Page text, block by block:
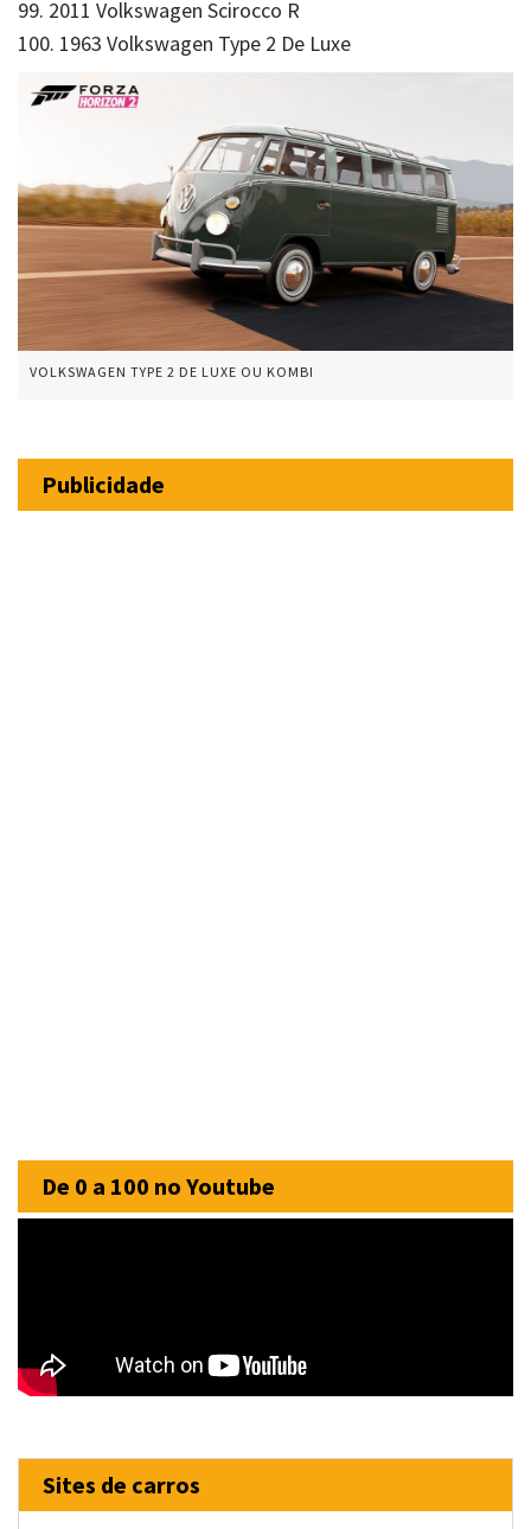
99. 2011 Volkswagen Scirocco R
100. 1963 Volkswagen Type 2 De Luxe
VOLKSWAGEN TYPE 2 DE LUXE OU KOMBI
Publicidade
De 0 a 100 no Youtube
Sites de carros